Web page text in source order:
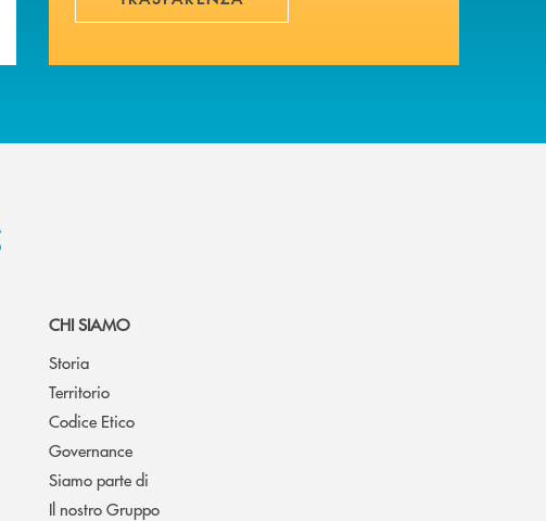
CHI SIAMO
Storia
Territorio
Codice Etico
Governance
Siamo parte di
Il nostro Gruppo